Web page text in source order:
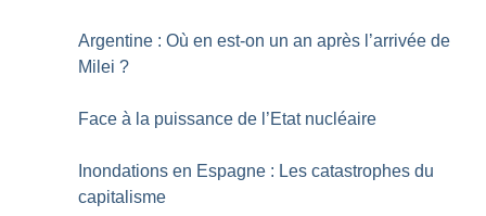
Argentine : Où en est-on un an après l’arrivée de
Milei ?
Face à la puissance de l’Etat nucléaire
Inondations en Espagne : Les catastrophes du
capitalisme